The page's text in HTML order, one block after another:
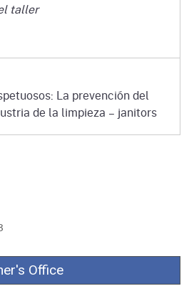
taller
La prevención del
de la limpieza – janitors
Office